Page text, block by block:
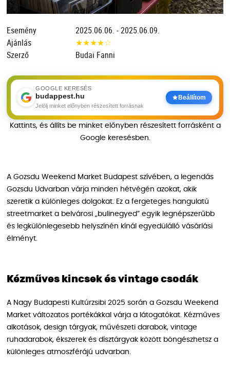
Esemény
2025.06.06. - 2025.06.09.
Ajánlás
★★★★☆
Szerző
Budai Fanni
GOOGLE KERESÉS
budappest.hu
Jelölj minket előnyben részesített forrásnak
Beállítom
Kattints, és állíts be minket előnyben részesített forrásként a
Google keresésben.
A Gozsdu Weekend Market Budapest szívében, a legendás
Gozsdu Udvarban várja minden hétvégén azokat, akik
szeretik a különleges dolgokat. Ez a fergeteges hangulatú
streetmarket a belvárosi „bulinegyed” egyik legnépszerűbb
és legkülönlegesebb helyszínén kínál egyedülálló vásárlási
élményt.
Kézműves kincsek és vintage csodák
A Nagy Budapesti Kultúrzsibi 2025 során a Gozsdu Weekend
Market változatos portékákkal várja a látogatókat. Kézműves
alkotások, design tárgyak, művészeti darabok, vintage
ruhadarabok, ékszerek és dísztárgyak között böngészhetsz a
különleges atmoszférájú udvarban.